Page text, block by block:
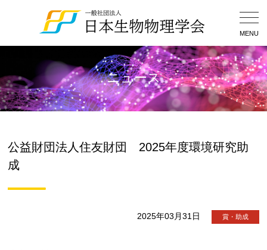
MENU
ニュース
公益財団法人住友財団 2025年度環境研究助
成
2025年03月31日 賞・助成